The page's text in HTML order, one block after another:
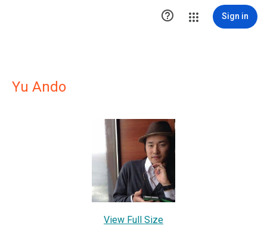
 Sign in
Yu Ando
View Full Size